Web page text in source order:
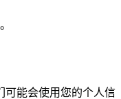
可能会使用您的个人信